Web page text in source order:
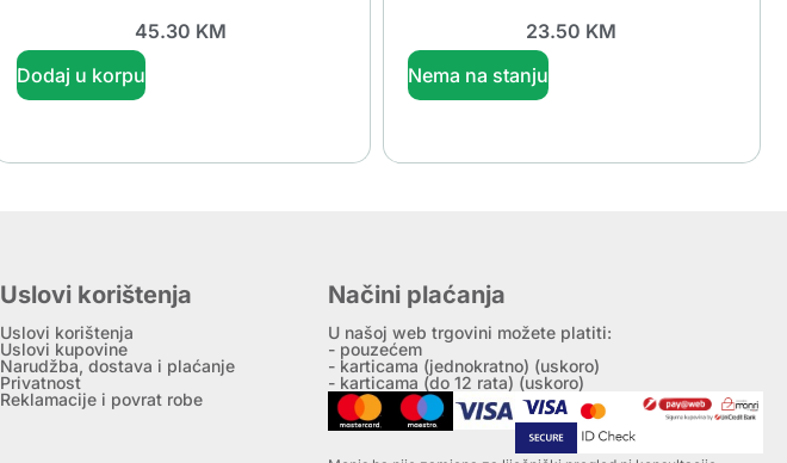
45.30 KM
Dodaj u korpu
23.50 KM
Nema na stanju
Uslovi korištenja
Uslovi korištenja
Uslovi kupovine
Narudžba, dostava i plaćanje
Privatnost
Reklamacije i povrat robe
Načini plaćanja
U našoj web trgovini možete platiti:
- pouzećem
- karticama (jednokratno) (uskoro)
- karticama (do 12 rata) (uskoro)